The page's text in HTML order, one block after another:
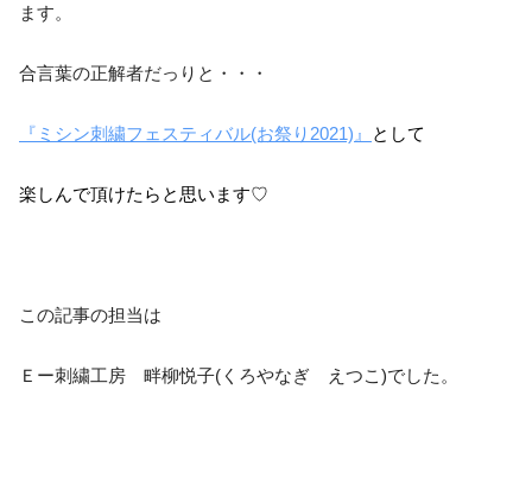
ます。
合言葉の正解者だっりと・・・
『ミシン刺繍フェスティバル(お祭り2021)』 として
楽しんで頂けたらと思います♡
この記事の担当は
Ｅー刺繍工房 畔柳悦子(くろやなぎ えつこ)でした。